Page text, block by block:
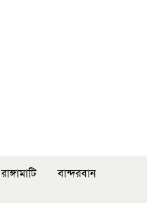
রাঙ্গামাটি বান্দরবান